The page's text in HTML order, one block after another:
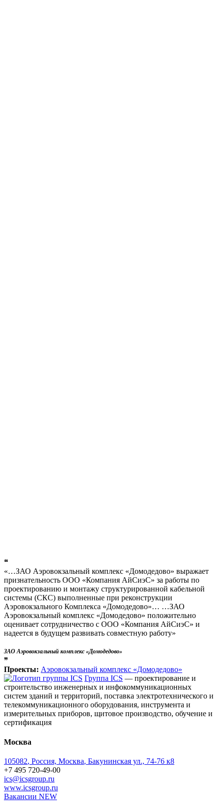
❝
«…ЗАО Аэровокзальный комплекс «Домодедово» выражает
признательность ООО «Компания АйСиэС» за работы по
проектированию и монтажу структурированной кабельной
системы (СКС) выполненные при реконструкции
Аэровокзального Комплекса «Домодедово»… …ЗАО
Аэровокзальный комплекс «Домодедово» положительно
оценивает сотрудничество с ООО «Компания АйСиэС» и
надеется в будущем развивать совместную работу»
ЗАО Аэровокзальный комплекс «Домодедово»
❞
Проекты: Аэровокзальный комплекс «Домодедово»
Группа ICS — проектирование и
строительство инженерных и инфокоммуникационных
систем зданий и территорий, поставка электротехнического и
телекоммуникационного оборудования, инструмента и
измерительных приборов, щитовое производство, обучение и
сертификация
Москва
105082, Россия, Москва, Бакунинская ул., 74-76 к8
+7 495 720-49-00
ics@icsgroup.ru
www.icsgroup.ru
Вакансии NEW